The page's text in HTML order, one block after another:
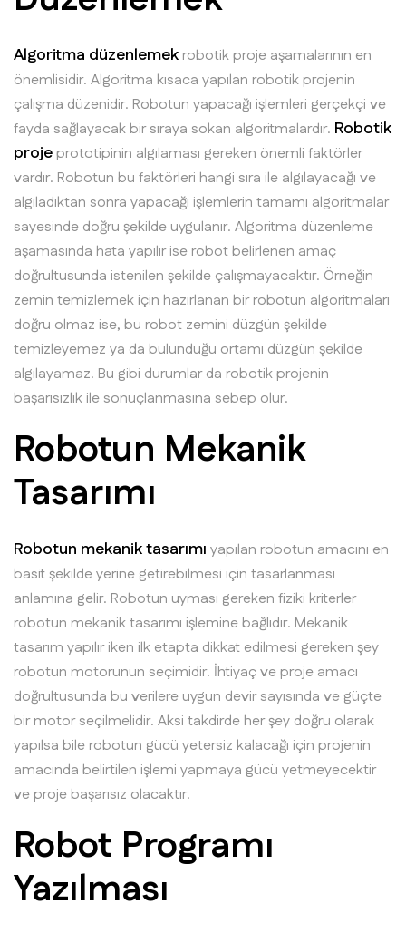
Algoritma düzenlemek robotik proje aşamalarının en
önemlisidir. Algoritma kısaca yapılan robotik projenin
çalışma düzenidir. Robotun yapacağı işlemleri gerçekçi ve
fayda sağlayacak bir sıraya sokan algoritmalardır. Robotik
projeprototipinin algılaması gereken önemli faktörler
vardır. Robotun bu faktörleri hangi sıra ile algılayacağı ve
algıladıktan sonra yapacağı işlemlerin tamamı algoritmalar
sayesinde doğru şekilde uygulanır. Algoritma düzenleme
aşamasında hata yapılır ise robot belirlenen amaç
doğrultusunda istenilen şekilde çalışmayacaktır. Örneğin
zemin temizlemek için hazırlanan bir robotun algoritmaları
doğru olmaz ise, bu robot zemini düzgün şekilde
temizleyemez ya da bulunduğu ortamı düzgün şekilde
algılayamaz. Bu gibi durumlar da robotik projenin
başarısızlık ile sonuçlanmasına sebep olur.
Robotun Mekanik
Tasarımı
Robotun mekanik tasarımı yapılan robotun amacını en
basit şekilde yerine getirebilmesi için tasarlanması
anlamına gelir. Robotun uyması gereken fiziki kriterler
robotun mekanik tasarımı işlemine bağlıdır. Mekanik
tasarım yapılır iken ilk etapta dikkat edilmesi gereken şey
robotun motorunun seçimidir. İhtiyaç ve proje amacı
doğrultusunda bu verilere uygun devir sayısında ve güçte
bir motor seçilmelidir. Aksi takdirde her şey doğru olarak
yapılsa bile robotun gücü yetersiz kalacağı için projenin
amacında belirtilen işlemi yapmaya gücü yetmeyecektir
ve proje başarısız olacaktır.
Robot Programı
Yazılması